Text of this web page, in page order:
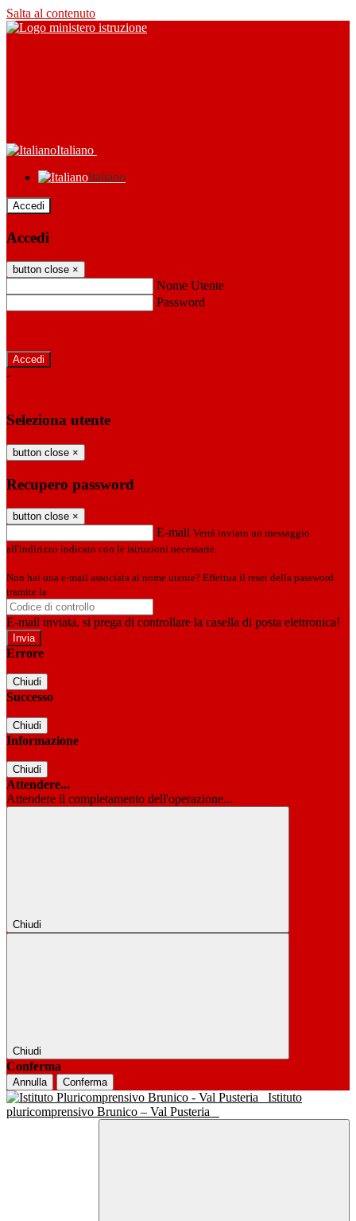
Salta al contenuto
Italiano
Italiano
Accedi
Accedi
button close ×
Nome Utente
Password
-
Seleziona utente
button close ×
Recupero password
button close ×
E-mail Verrà inviato un messaggio
all'indirizzo indicato con le istruzioni necessarie.
Non hai una e-mail associata al nome utente? Effettua il reset della password
tramite la
E-mail inviata, si prega di controllare la casella di posta elettronica!
Errore
Chiudi
Successo
Chiudi
Informazione
Chiudi
Attendere...
Attendere il completamento dell'operazione...
Chiudi
Chiudi
Conferma
Annulla Conferma
Istituto
pluricomprensivo Brunico – Val Pusteria